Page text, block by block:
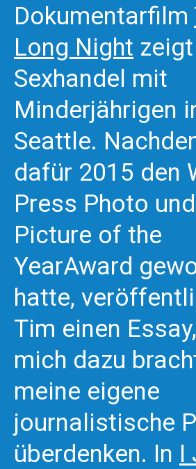
Dokumentarfilm
Long Night
Sexhandel mit
Minderjährigen
Seattle.
dafür 2015 den
Press Photo
Picture of the
YearAward
hatte,
Tim einen
mich dazu
meine eigene
journalistische
überdenken. In I